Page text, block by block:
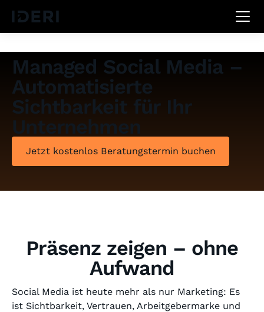
Managed Social Media –
Automatisierte
Sichtbarkeit für Ihr
Unternehmen
Jetzt kostenlos Beratungstermin buchen
Präsenz zeigen – ohne
Aufwand
Social Media ist heute mehr als nur Marketing: Es
ist Sichtbarkeit, Vertrauen, Arbeitgebermarke und